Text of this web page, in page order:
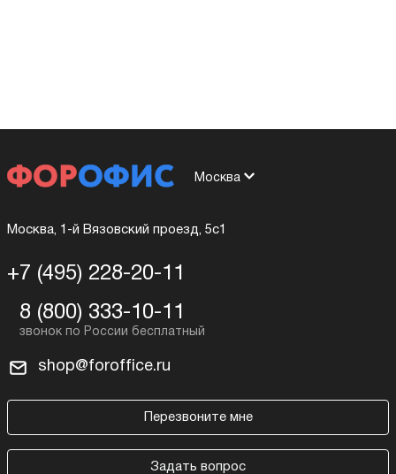
Москва
Москва, 1-й Вязовский проезд, 5с1
+7 (495) 228-20-11
8 (800) 333-10-11
shop@foroffice.ru
Перезвоните мне
Задать вопрос